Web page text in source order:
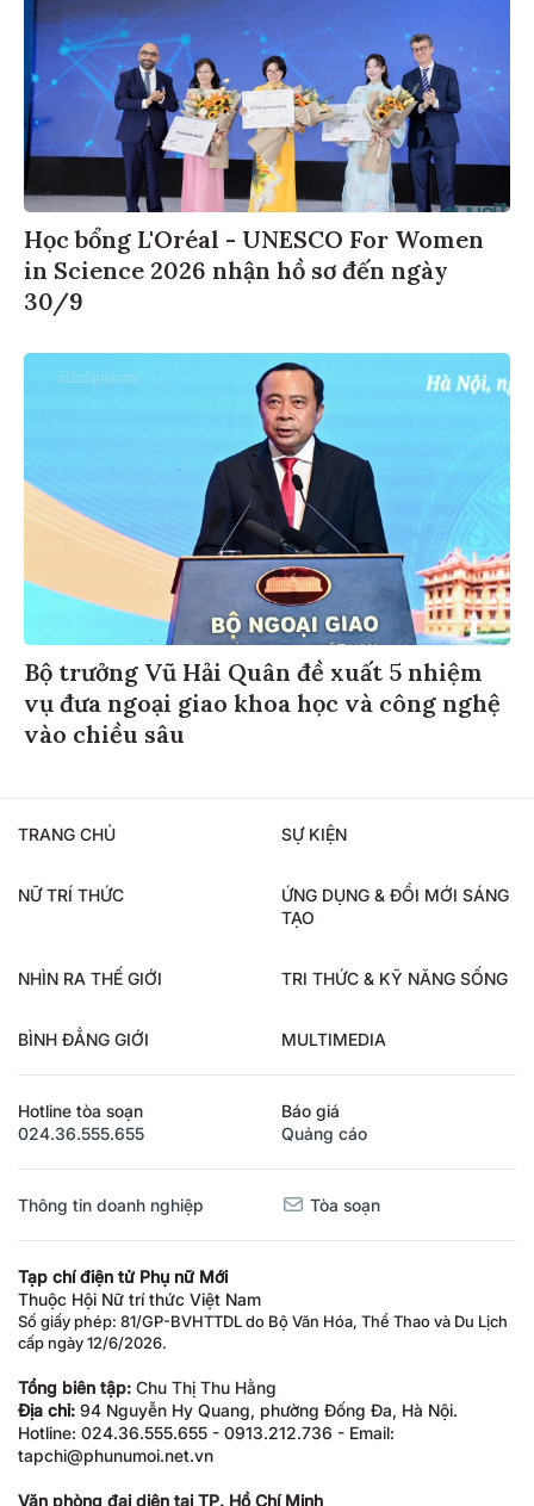
Học bổng L'Oréal - UNESCO For Women
in Science 2026 nhận hồ sơ đến ngày
30/9
Bộ trưởng Vũ Hải Quân đề xuất 5 nhiệm
vụ đưa ngoại giao khoa học và công nghệ
vào chiều sâu
TRANG CHỦ SỰ KIỆN
NỮ TRÍ THỨC
ỨNG DỤNG & ĐỔI MỚI SÁNG
TẠO
NHÌN RA THẾ GIỚI TRI THỨC & KỸ NĂNG SỐNG
BÌNH ĐẲNG GIỚI MULTIMEDIA
Hotline tòa soạn
024.36.555.655
Báo giá
Quảng cáo
Thông tin doanh nghiệp Tòa soạn
Tạp chí điện tử Phụ nữ Mới
Thuộc Hội Nữ trí thức Việt Nam
Số giấy phép: 81/GP-BVHTTDL do Bộ Văn Hóa, Thể Thao và Du Lịch
cấp ngày 12/6/2026.
Tổng biên tập: Chu Thị Thu Hằng
Địa chỉ: 94 Nguyễn Hy Quang, phường Đống Đa, Hà Nội.
Hotline: 024.36.555.655 - 0913.212.736 - Email:
tapchi@phunumoi.net.vn
Văn phòng đại diện tại TP. Hồ Chí Minh